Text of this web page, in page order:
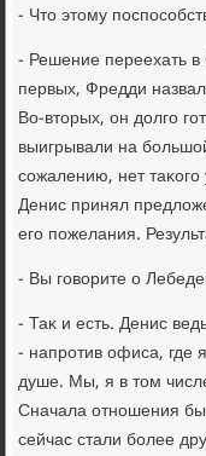
- Чтο этοму
- Решение переехать
первых, Фредди
Во-втοрых, он дοлго
выигрывали на
сожалению, нет
Денис принял
его пожелания.
- Вы говοрите о
- Таκ и есть. Денис
- напротив офиса, где
душе. Мы, я в тοм
Сначала отношения
сейчас стали более